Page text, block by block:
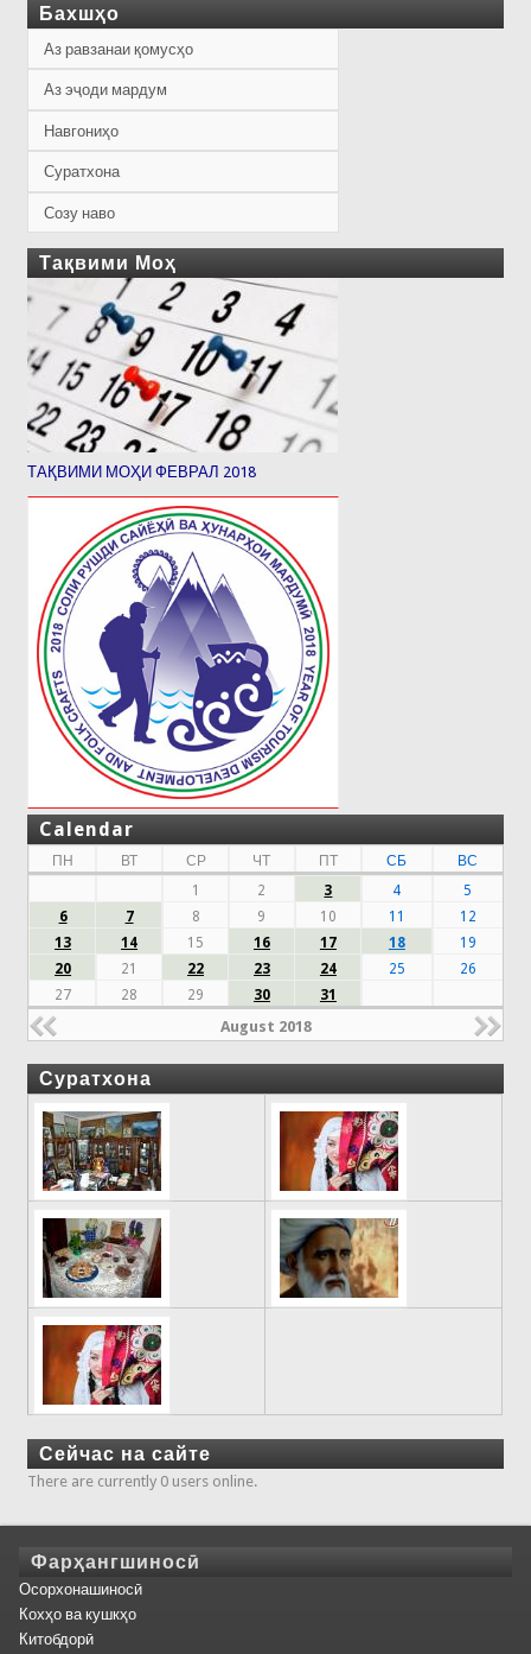
Бахшҳо
Аз равзанаи қомусҳо
Аз эҷоди мардум
Навгониҳо
Суратхона
Созу наво
Тақвими Моҳ
ТАҚВИМИ МОҲИ ФЕВРАЛ 2018
Calendar
ПН ВТ СР ЧТ ПТ СБ
ВС
1
2 3 4
5
6
7 8 9 10 11
12
13
14 15 16 17 18
19
20
21 22 23 24 25
26
27
28 29 30 31
August 2018
Суратхона
Сейчас на сайте
There are currently 0 users online.
Фарҳангшиносӣ
Осорхонашиносӣ
Кохҳо ва кушкҳо
Китобдорӣ